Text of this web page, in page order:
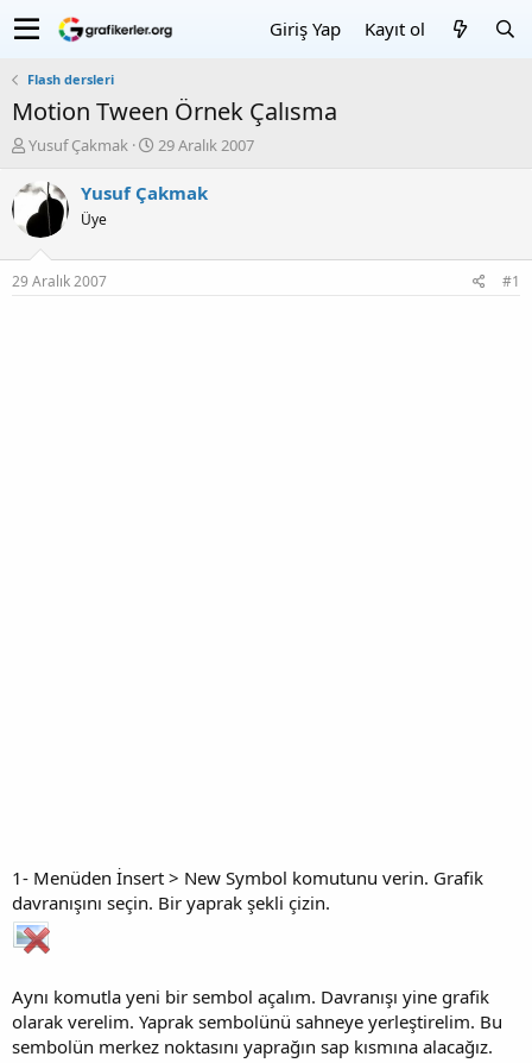
Giriş Yap Kayıt ol
Flash dersleri
Motion Tween Örnek Çalısma
K
n
u
y
b
a
Yusuf Çakmak
B
ş
29 Aralık 2007
Yusuf Çakmak
Üye
29 Aralık 2007 #1
1- Menüden İnsert > New Symbol komutunu verin. Grafik
davranışını seçin. Bir yaprak şekli çizin.
Aynı komutla yeni bir sembol açalım. Davranışı yine grafik
olarak verelim. Yaprak sembolünü sahneye yerleştirelim. Bu
sembolün merkez noktasını yaprağın sap kısmına alacağız.